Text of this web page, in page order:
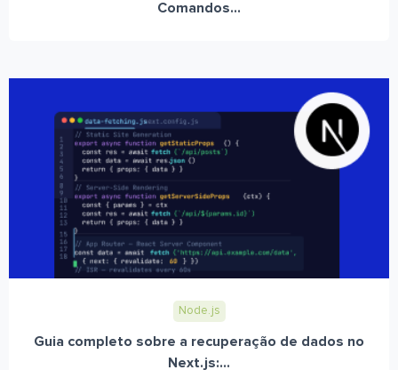
Comandos...
Node.js
Guia completo sobre a recuperação de dados no
Next.js:...